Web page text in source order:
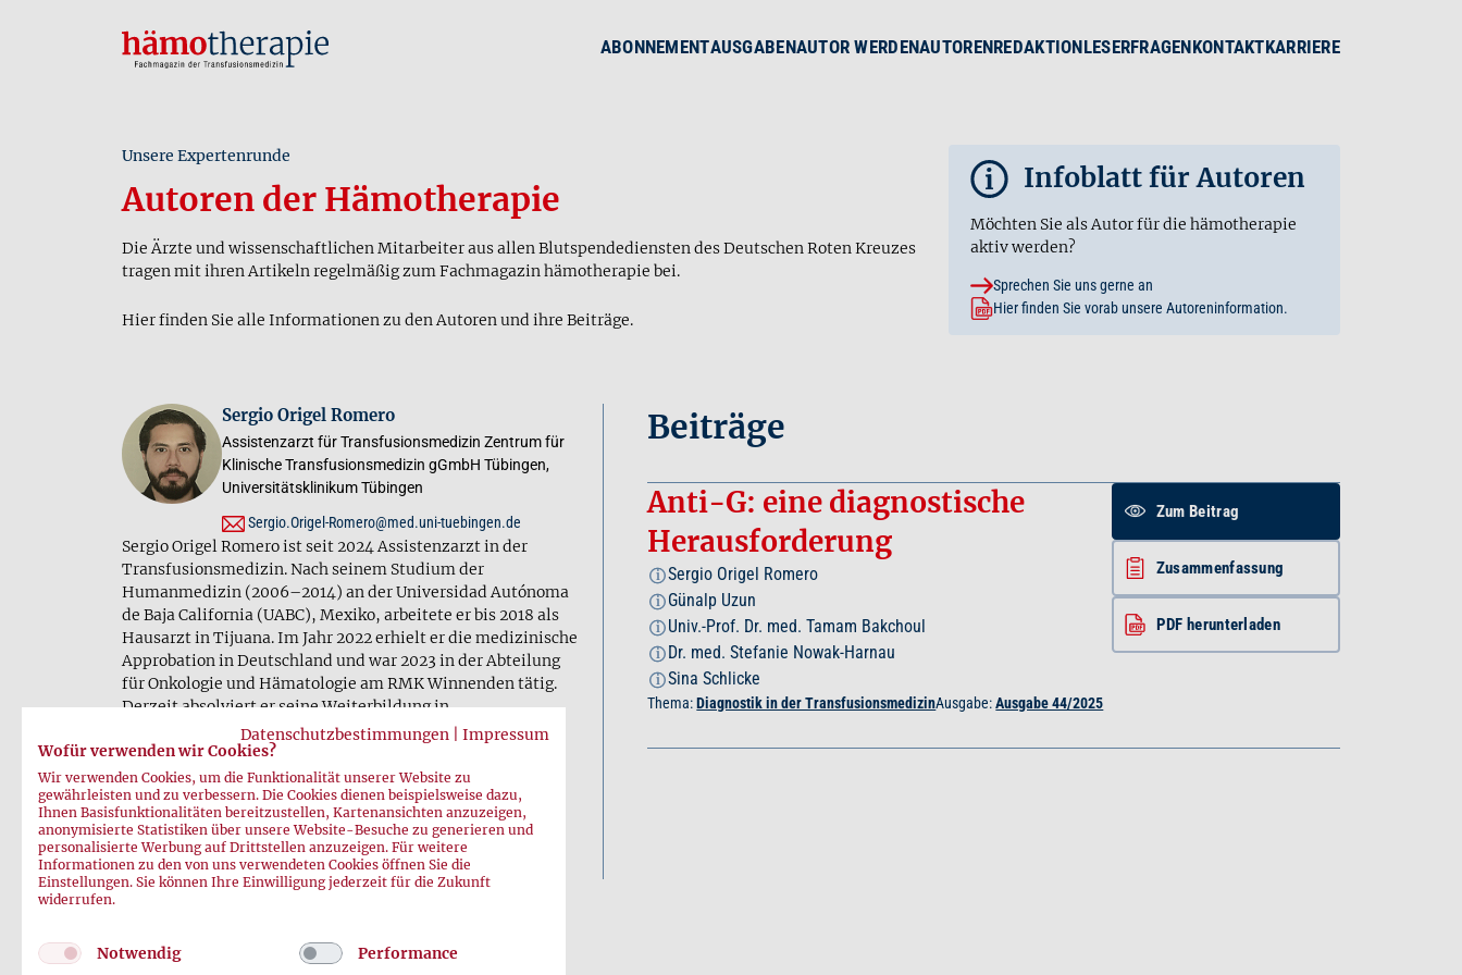
ABONNEMENTAUSGABENAUTOR WERDENAUTORENREDAKTIONLESERFRAGENKONTAKTKARRIERE
Unsere Expertenrunde
Autoren der Hämotherapie
Die Ärzte und wissenschaftlichen Mitarbeiter aus allen Blutspendediensten des Deutschen Roten Kreuzes
tragen mit ihren Artikeln regelmäßig zum Fachmagazin hämotherapie bei.
Hier finden Sie alle Informationen zu den Autoren und ihre Beiträge.
i Infoblatt für Autoren
Möchten Sie als Autor für die hämotherapie
aktiv werden?
Sprechen Sie uns gerne an
Hier finden Sie vorab unsere Autoreninformation.
Sergio Origel Romero
Assistenzarzt für Transfusionsmedizin Zentrum für
Klinische Transfusionsmedizin gGmbH Tübingen,
Universitätsklinikum Tübingen
Sergio.Origel-Romero@med.uni-tuebingen.de
Sergio Origel Romero ist seit 2024 Assistenzarzt in der
Transfusionsmedizin. Nach seinem Studium der
Humanmedizin (2006–2014) an der Universidad Autónoma
de Baja California (UABC), Mexiko, arbeitete er bis 2018 als
Hausarzt in Tijuana. Im Jahr 2022 erhielt er die medizinische
Approbation in Deutschland und war 2023 in der Abteilung
für Onkologie und Hämatologie am RMK Winnenden tätig.
Derzeit absolviert er seine Weiterbildung in
Transfusionsmedizin am Zentrum für Klinische
Transfusionsmedizin Tübingen gemeinnützige GmbH.
zurück
Beiträge
Anti-G: eine diagnostische
Herausforderung
i Sergio Origel Romero
i Günalp Uzun
i Univ.-Prof. Dr. med. Tamam Bakchoul
i Dr. med. Stefanie Nowak-Harnau
i Sina Schlicke
Thema:Diagnostik in der TransfusionsmedizinAusgabe:Ausgabe 44/2025
Zum Beitrag
Zusammenfassung
PDF herunterladen
Datenschutzbestimmungen
Impressum
Wofür verwenden wir Cookies?
Wir verwenden Cookies, um die Funktionalität unserer Website zu
gewährleisten und zu verbessern. Die Cookies dienen beispielsweise dazu,
Ihnen Basisfunktionalitäten bereitzustellen, Kartenansichten anzuzeigen,
anonymisierte Statistiken über unsere Website-Besuche zu generieren und
personalisierte Werbung auf Drittstellen anzuzeigen. Für weitere
Informationen zu den von uns verwendeten Cookies öffnen Sie die
Einstellungen. Sie können Ihre Einwilligung jederzeit für die Zukunft
widerrufen.
Notwendig Performance